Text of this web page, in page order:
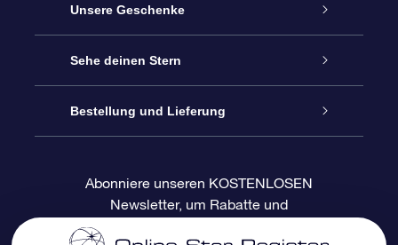
Service
Kontakt
Blog
Bewertungen
Unsere Geschenke
Sterne schenken
OSR-Geschenkpaket
OSR-Geschenkgutschein
Sehe deinen Stern
Sternregister
Personalisierte Sternseite
Bestellung und Lieferung
Zahlungsinformationen
Abonniere unseren KOSTENLOSEN
Newsletter, um Rabatte und